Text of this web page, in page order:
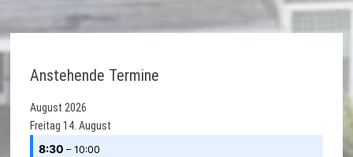
Anstehende Termine
August 2026
Freitag 14. August
8:30– 10:00